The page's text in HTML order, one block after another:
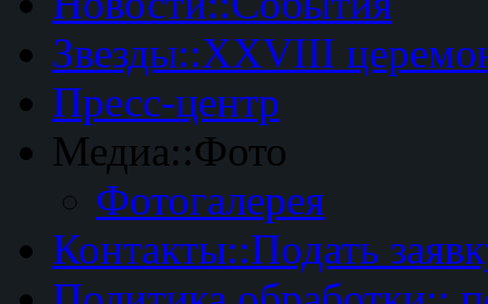
Звезды::XXVIII
Пресс-центр
Медиа::Фото
Фотогалерея
Контакты::Подать